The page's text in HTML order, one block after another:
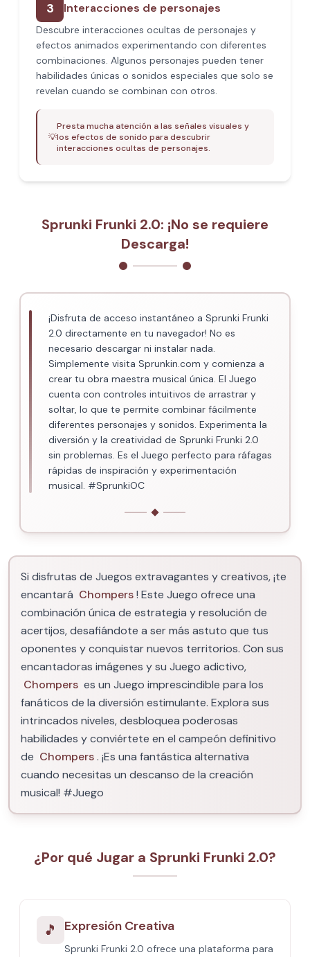
3 Interacciones de personajes
Descubre interacciones ocultas de personajes y
efectos animados experimentando con diferentes
combinaciones. Algunos personajes pueden tener
habilidades únicas o sonidos especiales que solo se
revelan cuando se combinan con otros.
💡
Presta mucha atención a las señales visuales y
los efectos de sonido para descubrir
interacciones ocultas de personajes.
Sprunki Frunki 2.0: ¡No se requiere
Descarga!
¡Disfruta de acceso instantáneo a Sprunki Frunki
2.0 directamente en tu navegador! No es
necesario descargar ni instalar nada.
Simplemente visita Sprunkin.com y comienza a
crear tu obra maestra musical única. El Juego
cuenta con controles intuitivos de arrastrar y
soltar, lo que te permite combinar fácilmente
diferentes personajes y sonidos. Experimenta la
diversión y la creatividad de Sprunki Frunki 2.0
sin problemas. Es el Juego perfecto para ráfagas
rápidas de inspiración y experimentación
musical. #SprunkiOC
Si disfrutas de Juegos extravagantes y creativos, ¡te
encantará Chompers! Este Juego ofrece una
combinación única de estrategia y resolución de
acertijos, desafiándote a ser más astuto que tus
oponentes y conquistar nuevos territorios. Con sus
encantadoras imágenes y su Juego adictivo,
Chompers es un Juego imprescindible para los
fanáticos de la diversión estimulante. Explora sus
intrincados niveles, desbloquea poderosas
habilidades y conviértete en el campeón definitivo
de Chompers. ¡Es una fantástica alternativa
cuando necesitas un descanso de la creación
musical! #Juego
¿Por qué Jugar a Sprunki Frunki 2.0?
🎵 Expresión Creativa
Sprunki Frunki 2.0 ofrece una plataforma para